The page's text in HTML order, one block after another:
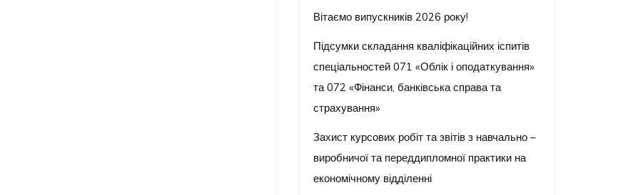
Вітаємо випускників 2026 року!
Підсумки складання кваліфікаційних іспитів
спеціальностей 071 «Облік і оподаткування»
та 072 «Фінанси, банківська справа та
страхування»
Захист курсових робіт та звітів з навчально –
виробничої та переддипломної практики на
економічному відділенні